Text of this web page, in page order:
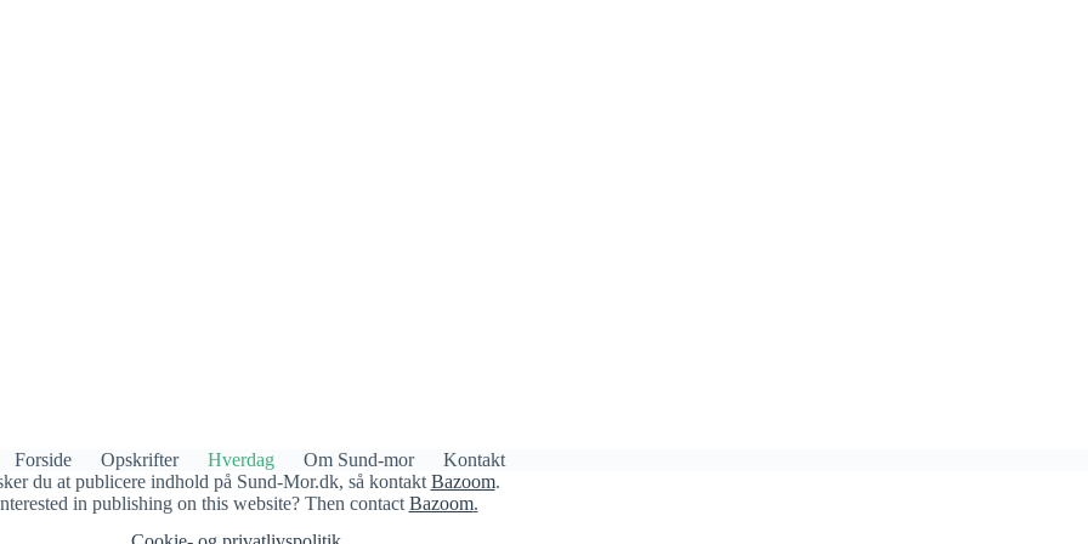
Forside Opskrifter Hverdag Om Sund-mor
Kontakt
du at publicere indhold på Sund-Mor.dk, så kontakt Bazoom.
in publishing on this website? Then contact Bazoom.